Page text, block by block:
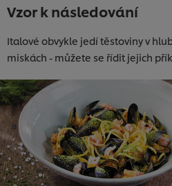
Vzor k následování
Italové obvykle jedí těstoviny v
miskách - můžete se řídit jejich